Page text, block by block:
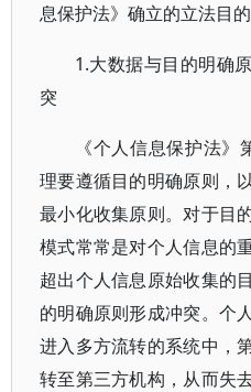
息保护法》确立的立法目的
1.大数据与目的明确
突
《个人信息保护法
理要遵循目的明确原则，
最小化收集原则。对于目
模式常常是对个人信息的
超出个人信息原始收集的
的明确原则形成冲突。个
进入多方流转的系统中，
转至第三方机构，从而失